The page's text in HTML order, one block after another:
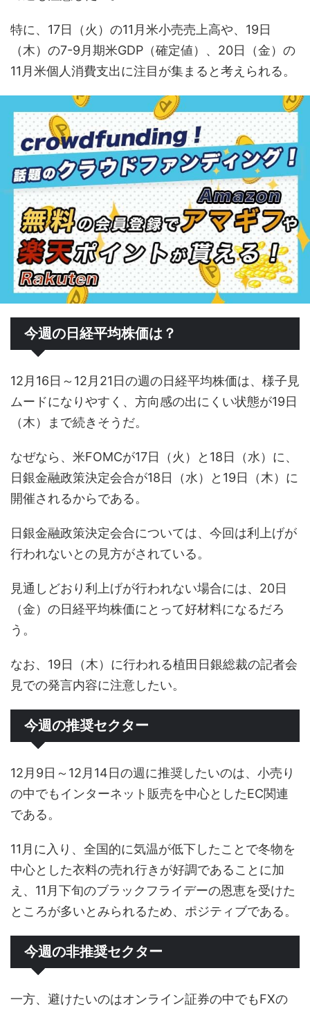
特に、17日（火）の11月米小売売上高や、19日
（木）の7-9月期米GDP（確定値）、20日（金）の
11月米個人消費支出に注目が集まると考えられる。
今週の日経平均株価は？
12月16日～12月21日の週の日経平均株価は、様子見
ムードになりやすく、方向感の出にくい状態が19日
（木）まで続きそうだ。
なぜなら、米FOMCが17日（火）と18日（水）に、
日銀金融政策決定会合が18日（水）と19日（木）に
開催されるからである。
日銀金融政策決定会合については、今回は利上げが
行われないとの見方がされている。
見通しどおり利上げが行われない場合には、20日
（金）の日経平均株価にとって好材料になるだろ
う。
なお、19日（木）に行われる植田日銀総裁の記者会
見での発言内容に注意したい。
今週の推奨セクター
12月9日～12月14日の週に推奨したいのは、小売り
の中でもインターネット販売を中心としたEC関連
である。
11月に入り、全国的に気温が低下したことで冬物を
中心とした衣料の売れ行きが好調であることに加
え、11月下旬のブラックフライデーの恩恵を受けた
ところが多いとみられるため、ポジティブである。
今週の非推奨セクター
一方、避けたいのはオンライン証券の中でもFXの